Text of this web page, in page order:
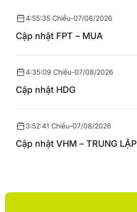
4:55:35 Chiều-07/08/2026
Cập nhật FPT – MUA
4:35:09 Chiều-07/08/2026
Cập nhật HDG
3:52:41 Chiều-07/08/2026
Cập nhật VHM – TRUNG LẬP